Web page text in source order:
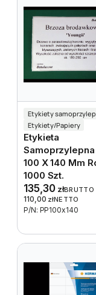
Etykiety
Etykiety/Papiery
Etykieta
100 X 140 Mm
1000 Szt.
135,30 złBRUTTO
110,00 złNETTO
P/N: PP100x140